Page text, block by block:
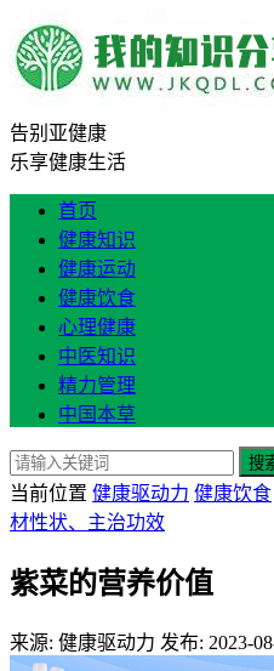
告别亚健康
乐享健康生活
首页
健康知识
健康运动
健康饮食
心理健康
中医知识
精力管理
中国本草
搜
当前位置 健康驱动力 健康饮食
材性状、主治功效
紫菜的营养价值
来源: 健康驱动力 发布: 2023-